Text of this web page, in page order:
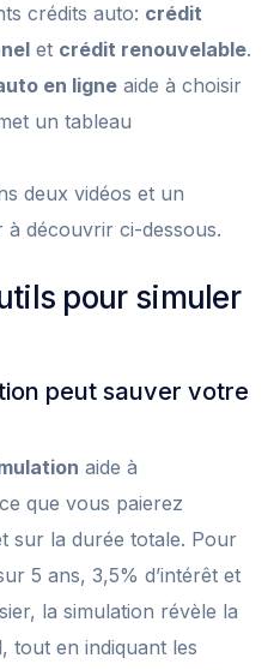
crédits auto: crédit
et crédit renouvelable.
en ligne aide à choisir
un tableau
deux vidéos et un
découvrir ci-dessous.
pour simuler
peut sauver votre
aide à
que vous paierez
sur la durée totale. Pour
5 ans, 3,5% d’intérêt et
la simulation révèle la
tout en indiquant les